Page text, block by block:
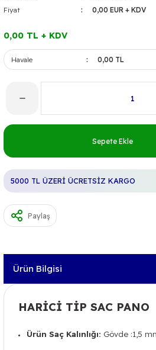
Fiyat
0,00 EUR + KDV
0,00 TL + KDV
Havale 0,00 TL
Sepete Ekle
5000 TL ÜZERİ ÜCRETSİZ KARGO
Paylaş
Ürün Bilgisi
HARİCİ TİP SAC PANO
Ürün Saç Kalınlığı: Gövde :1,5